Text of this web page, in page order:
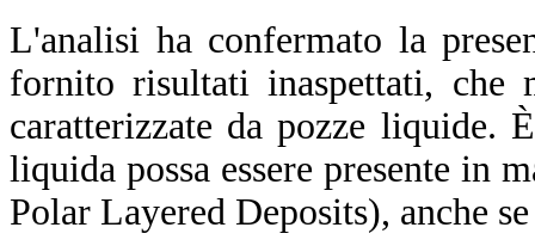
L'analisi ha confermato la
fornito risultati inaspettati, che
caratterizzate da pozze liquide.
liquida possa essere presente in
Polar Layered Deposits), anche